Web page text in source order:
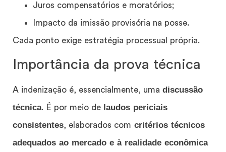
Juros compensatórios e moratórios;
Impacto da imissão provisória na posse.
Cada ponto exige estratégia processual própria.
Importância da prova técnica
A indenização é, essencialmente, uma discussão
técnica. É por meio de laudos periciais
consistentes, elaborados com critérios técnicos
adequados ao mercado e à realidade econômica